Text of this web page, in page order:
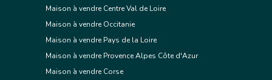
Maison à vendre Centre Val de Loire
Maison à vendre Occitanie
Maison à vendre Pays de la Loire
Maison à vendre Provence Alpes Côte d'Azur
Maison à vendre Corse